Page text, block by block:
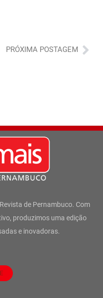
PRÓXIMA POSTAGEM
de Pernambuco. Com
produzimos uma edição
e inovadoras.